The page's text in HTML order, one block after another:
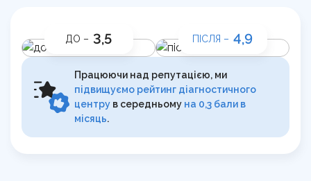
ДО – 3,5 ПІСЛЯ – 4,9
Працюючи над репутацією, ми
підвищуємо рейтинг діагностичного
центру в середньому на 0,3 бали в
місяць.